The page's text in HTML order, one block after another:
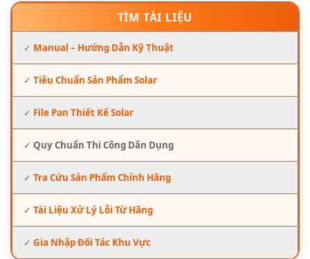
TÌM TÀI LIỆU
✓ Manual – Hướng Dẫn Kỹ Thuật
✓ Tiêu Chuẩn Sản Phẩm Solar
✓ File Pan Thiết Kế Solar
✓ Quy Chuẩn Thi Công Dân Dụng
✓ Tra Cứu Sản Phẩm Chính Hãng
✓ Tài Liệu Xử Lý Lỗi Từ Hãng
✓ Gia Nhập Đối Tác Khu Vực